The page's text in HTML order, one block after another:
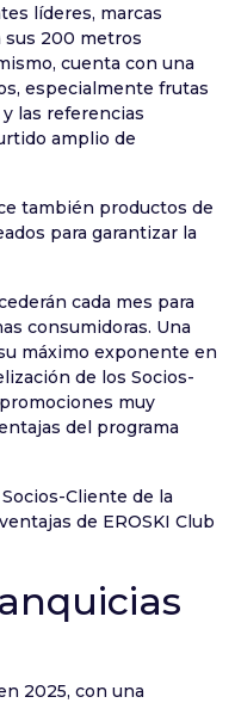
líderes, marcas
sus 200 metros
cuenta con una
especialmente frutas
las referencias
amplio de
también productos de
para garantizar la
cada mes para
consumidoras. Una
máximo exponente en
de los Socios-
muy
del programa
Cliente de la
de EROSKI Club
2025, con una